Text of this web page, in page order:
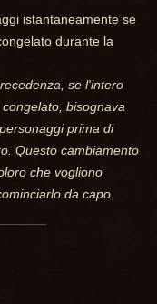
istantaneamente se
durante la
se l'intero
bisognava
prima di
Questo cambiamento
che vogliono
da capo.